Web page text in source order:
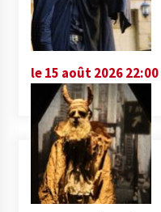
le 15 août 2026 22:00